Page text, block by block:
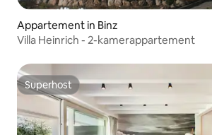
Appartement in Binz
Villa Heinrich - 2-kamerappartement
Superhost
Superhost